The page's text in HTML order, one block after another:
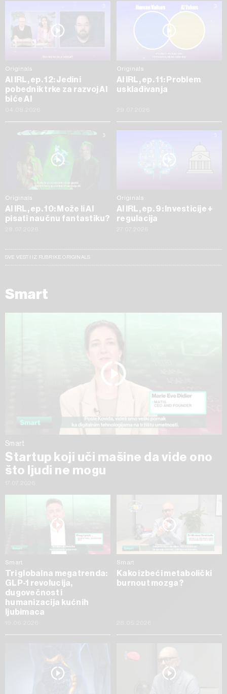
Originals
AI IRL, ep. 12: Jedini
pobednik trke za razvoj AI
biće AI
Originals
AI IRL, ep. 11: Problem
usklađivanja
Originals
AI IRL, ep. 10: Može li AI
pisati naučnu fantastiku?
Originals
AI IRL, ep. 9: Investicije +
regulacija
SVE VESTI IZ RUBRIKE ORIGINALS
Smart
Smart
Startup koji uči mašine da vide ono
što ljudi ne mogu
Smart
Tri globalna megatrenda:
GLP-1 revolucija,
dugovečnost i
humanizacija kućnih
ljubimaca
Smart
Kako izbeći metabolički
burnout mozga?